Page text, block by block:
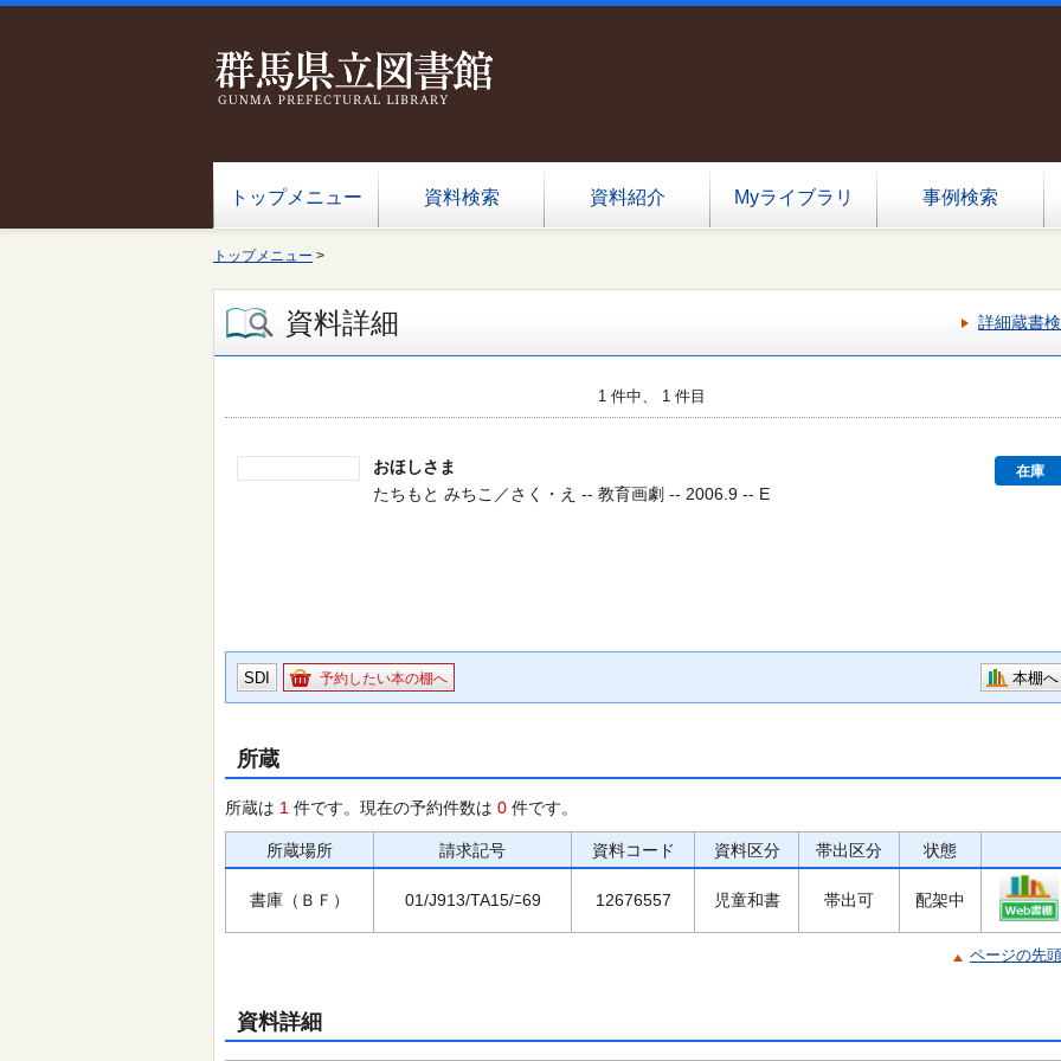
トップメニュー 資料検索 資料紹介 Myライブラリ 事例検索
トップメニュー >
資料詳細 詳細蔵書
1 件中、 1 件目
おほしさま 在庫
たちもと みちこ／さく・え -- 教育画劇 -- 2006.9 -- E
SDI 予約したい本の棚へ 本棚へ
所蔵
所蔵は 1 件です。現在の予約件数は 0 件です。
所蔵場所 請求記号 資料コード 資料区分 帯出区分 状態
書庫（ＢＦ） 01/J913/TA15/ﾆ69 12676557 児童和書 帯出可 配架中
ページの先
資料詳細